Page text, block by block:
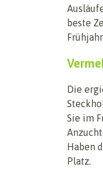
beste
Die
Sie im
Haben
Platz.